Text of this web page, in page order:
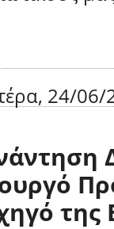
24/06/
της